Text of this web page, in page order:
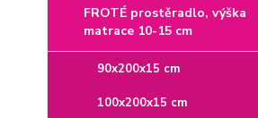
FROTÉ prostěradlo, výška
matrace 10-15 cm
90x200x15 cm
100x200x15 cm